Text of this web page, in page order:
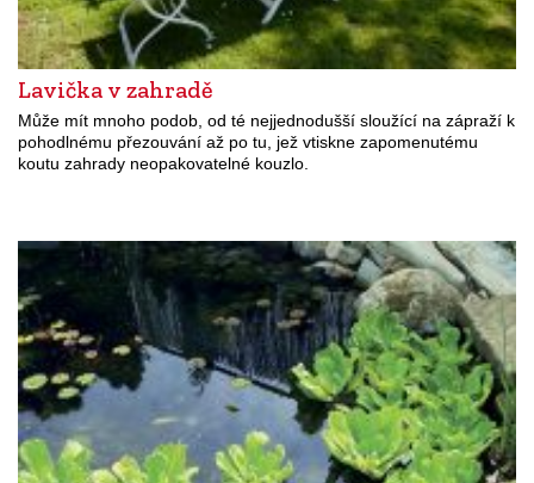
Lavička v zahradě
Může mít mnoho podob, od té nejjednodušší sloužící na zápraží k
pohodlnému přezouvání až po tu, jež vtiskne zapomenutému
koutu zahrady neopakovatelné kouzlo.